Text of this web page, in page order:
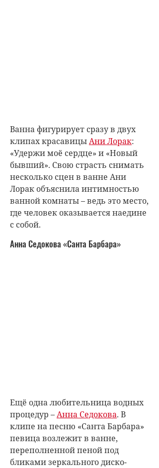
Ванна фигурирует сразу в двух
клипах красавицыАни Лорак:
«Удержи моё сердце» и «Новый
бывший». Свою страсть снимать
несколько сцен в ванне Ани
Лорак объяснила интимностью
ванной комнаты – ведь это место,
где человек оказывается наедине
с собой.
Анна Седокова «Санта Барбара»
Ещё одна любительница водных
процедур –Анна Седокова. В
клипе на песню «Санта Барбара»
певица возлежит в ванне,
переполненной пеной под
бликами зеркального диско-